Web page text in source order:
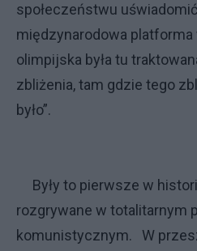
społeczeństwu
międzynarodowa platforma
olimpijska była tu
zbliżenia, tam gdzie tego
było”.
Były to pierwsze w
rozgrywane w totalitarnym
komunistycznym. W